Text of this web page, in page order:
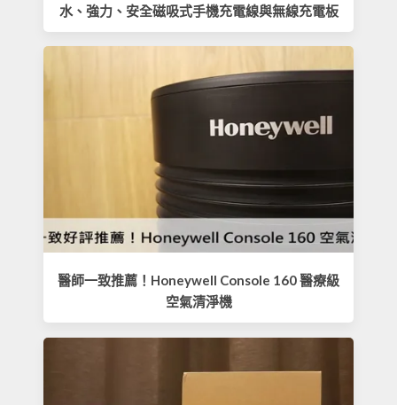
水、強力、安全磁吸式手機充電線與無線充電板
醫師一致推薦！Honeywell Console 160 醫療級
空氣清淨機